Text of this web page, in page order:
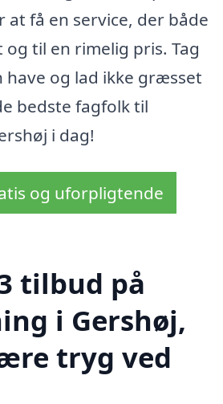
at få en service, der både
til en rimelig pris. Tag
og lad ikke græsset
bedste fagfolk til
i dag!
og uforpligtende
tilbud på
i Gershøj,
tryg ved